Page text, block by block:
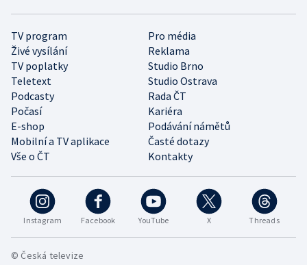
Instagram Facebook YouTube X Threads
TV program
Pro média
Živé vysílání
Reklama
TV poplatky
Studio Brno
Teletext
Studio Ostrava
Podcasty
Rada ČT
Počasí
Kariéra
E-shop
Podávání námětů
Mobilní a TV aplikace
Časté dotazy
Vše o ČT
Kontakty
© Česká televize